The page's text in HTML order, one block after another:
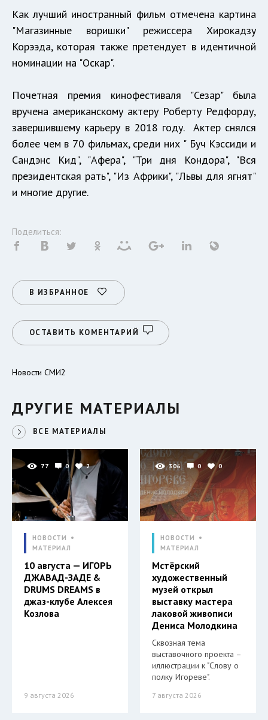
Как лучший иностранный фильм отмечена картина
"Магазинные воришки" режиссера Хирокадзу
Корээда, которая также претендует в идентичной
номинации на "Оскар".
Почетная премия кинофестиваля "Сезар" была
вручена американскому актеру Роберту Редфорду,
завершившему карьеру в 2018 году. Актер снялся
более чем в 70 фильмах, среди них " Буч Кэссиди и
Сандэнс Кид", "Афера", "Три дня Кондора", "Вся
президентская рать", "Из Африки", "Львы для ягнят"
и многие другие.
Поделиться:
В ИЗБРАННОЕ
ОСТАВИТЬ КОМЕНТАРИЙ
Новости СМИ2
ДРУГИЕ МАТЕРИАЛЫ
ВСЕ МАТЕРИАЛЫ
77 0 2
НОВОСТИ
МАТЕРИАЛ
10 августа — ИГОРЬ
ДЖАВАД-ЗАДЕ &
DRUMS DREAMS в
джаз-клубе Алексея
Козлова
9 августа 2026
306 0 0
НОВОСТИ
МАТЕРИАЛ
Мстёрский
художественный
музей открыл
выставку мастера
лаковой живописи
Дениса Молодкина
Сквозная тема
выставочного проекта –
иллюстрации к "Слову о
полку Игореве".
7 августа 2026